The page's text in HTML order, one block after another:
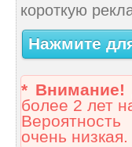
короткую
Нажмите
* Внимание!
более 2 лет
очень низкая.